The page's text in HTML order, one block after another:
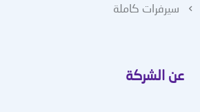
سيرفرات كاملة
عن الشركة